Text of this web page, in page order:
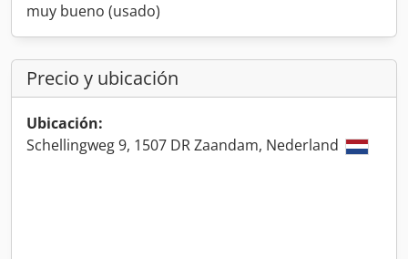
muy bueno (usado)
Precio y ubicación
Ubicación:
Schellingweg 9, 1507 DR Zaandam, Nederland